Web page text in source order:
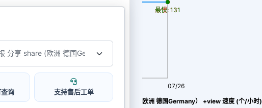
询 支持售后工单
Telegram|纸飞机|TG|电报 分享 share (欧洲 德国Germany） +view 速度 (个/小时)
07/26
最慢: 131
最快: 131